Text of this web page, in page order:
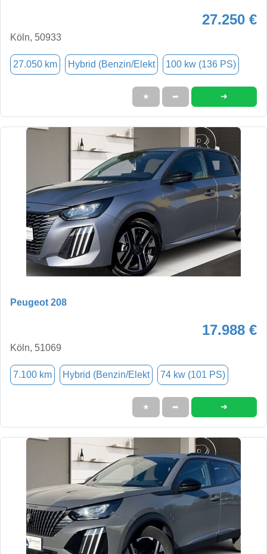
27.250 €
Köln, 50933
27.050 km Hybrid (Benzin/Elekt 100 kw (136 PS)
★ ➦ ➜
Peugeot 208
17.988 €
Köln, 51069
7.100 km Hybrid (Benzin/Elekt 74 kw (101 PS)
★ ➦ ➜